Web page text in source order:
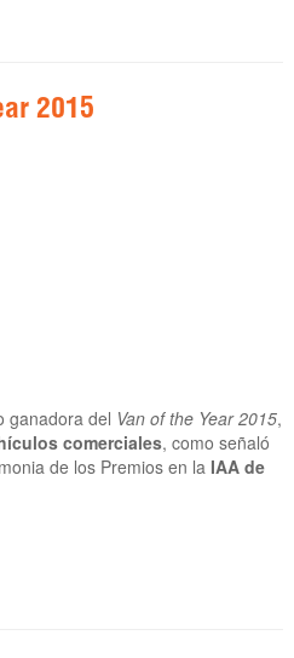
2015
ganadora del Van of the Year 2015,
comerciales, como señaló
de los Premios en la IAA de